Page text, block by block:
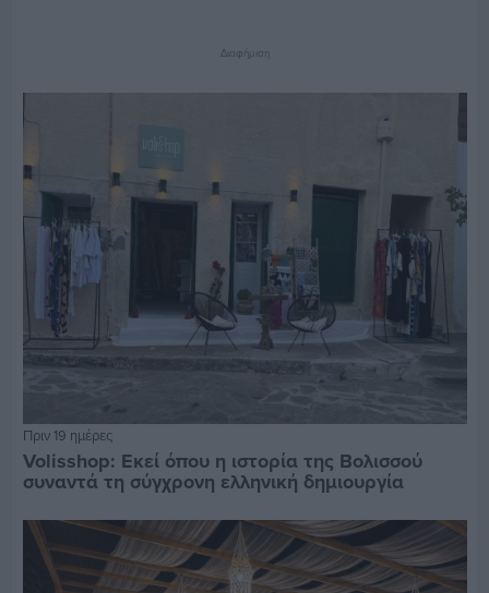
Διαφήμιση
Πριν 19 ημέρες
Volisshop: Εκεί όπου η ιστορία της Βολισσού
συναντά τη σύγχρονη ελληνική δημιουργία